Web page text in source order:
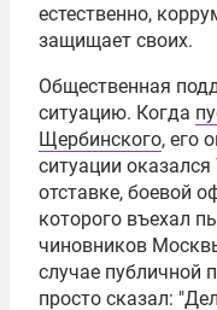
естественно,
защищает своих.
Общественная
ситуацию. Когда
Щербинского, его
ситуации оказался
отставке, боевой
которого въехал
чиновников
случае публичной
просто сказал: